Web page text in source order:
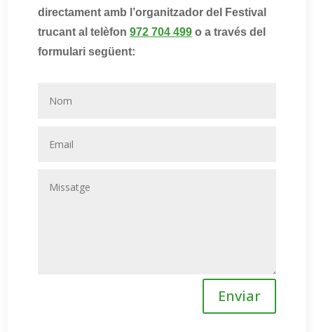
directament amb l’organitzador del Festival
trucant al telèfon 972 704 499o a través del
formulari següent:
Enviar